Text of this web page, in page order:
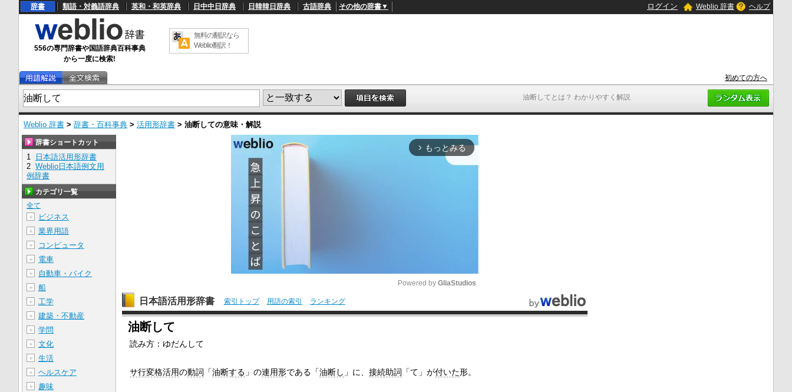
油断してとは？ わかりやすく解説
辞書 類語・対義語辞典 英和・和英辞典 日中中日辞典 日韓韓日辞典 古語辞典 その他の辞書▼ ログイン Weblio 辞書 ヘルプ
556の専門辞書や国語辞典百科事典
から一度に検索!
無料の翻訳なら
Weblio翻訳！
初めての方へ
Weblio 辞書 > 辞書・百科事典 > 活用形辞書 > 油断しての意味・解説
arrow_forward_ios もっとみる
M
Powered by GliaStudios
日本語活用形辞書 索引トップ 用語の索引 ランキング
油断して
読み方：ゆだんして
サ行変格活用の動詞 「油断する 」の連用形である「油断し 」に、 接続助詞 「て」が付いた形。
辞書ショートカット
1
日本語活用形辞書
2 Weblio日本語例文用
例辞書
カテゴリ一覧
全て
＋
ビジネス
＋ 業界用語
＋ コンピュータ
＋ 電車
＋ 自動車・バイク
＋ 船
＋ 工学
＋ 建築・不動産
＋ 学問
＋ 文化
＋ 生活
＋ ヘルスケア
＋ 趣味